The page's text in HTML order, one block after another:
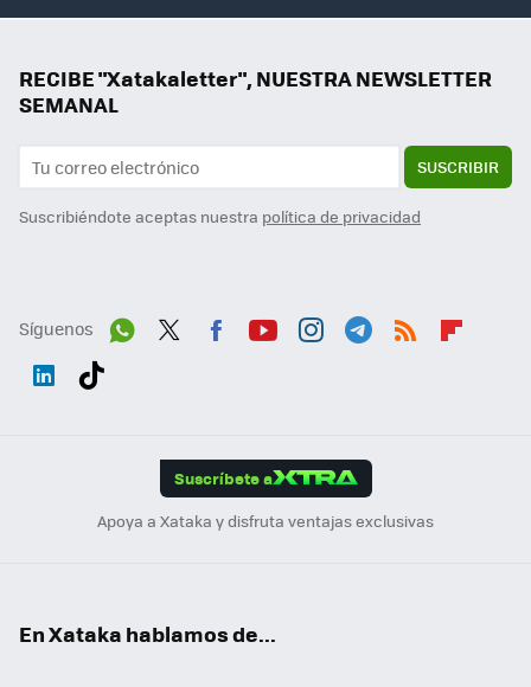
RECIBE "Xatakaletter", NUESTRA NEWSLETTER
SEMANAL
SUSCRIBIR
Suscribiéndote aceptas nuestra política de privacidad
Síguenos
Suscríbete a
Apoya a Xataka y disfruta ventajas exclusivas
En Xataka hablamos de...